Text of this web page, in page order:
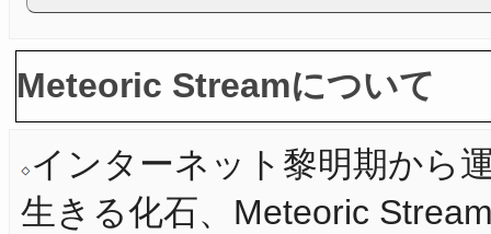
Meteoric Streamについて
インターネット黎明期から
生きる化石、Meteoric